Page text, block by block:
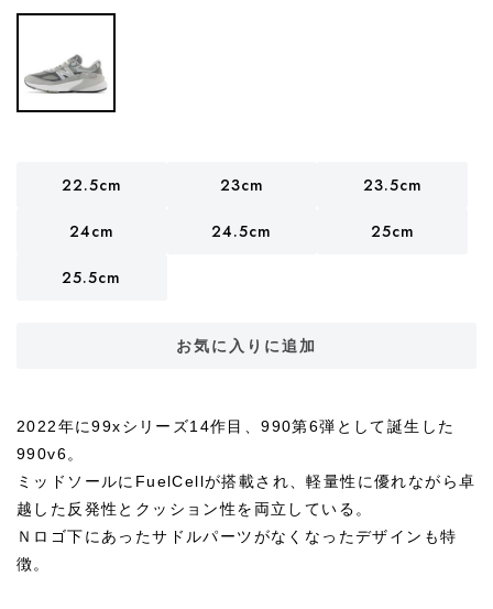
22.5cm 23cm 23.5cm
24cm 24.5cm 25cm
25.5cm
お気に入りに追加
2022年に99xシリーズ14作目、990第6弾として誕生した
990v6。
ミッドソールにFuelCellが搭載され、軽量性に優れながら卓
越した反発性とクッション性を両立している。
Ｎロゴ下にあったサドルパーツがなくなったデザインも特
徴。